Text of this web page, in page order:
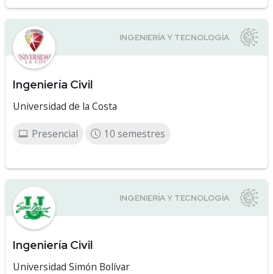
Ingeniería Civil
Universidad de la Costa
Presencial 10 semestres
Ingeniería Civil
Universidad Simón Bolívar